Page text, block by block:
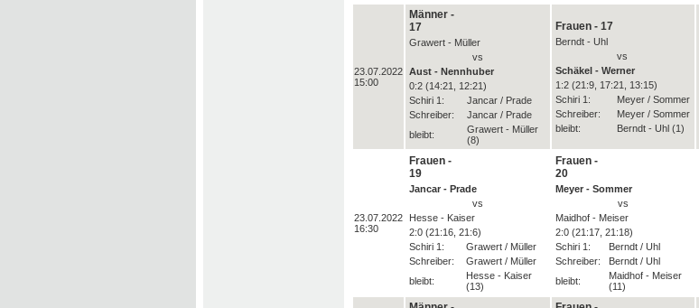
23.07.2022
15:00
Männer -
17
Grawert - Müller
vs
Aust - Nennhuber
0:2 (14:21, 12:21)
Schiri 1:
Jancar / Prade
Schreiber:
Jancar / Prade
bleibt:
Grawert - Müller
(8)
Frauen - 17
Berndt - Uhl
vs
Schäkel - Werner
1:2 (21:9, 17:21, 13:15)
Schiri 1:
Meyer / Sommer
Schreiber:
Meyer / Sommer
bleibt:
Berndt - Uhl (1)
23.07.2022
16:30
Frauen -
19
Jancar - Prade
vs
Hesse - Kaiser
2:0 (21:16, 21:6)
Schiri 1:
Grawert / Müller
Schreiber:
Grawert / Müller
bleibt:
Hesse - Kaiser
(13)
Frauen -
20
Meyer - Sommer
vs
Maidhof - Meiser
2:0 (21:17, 21:18)
Schiri 1:
Berndt / Uhl
Schreiber:
Berndt / Uhl
bleibt:
Maidhof - Meiser
(11)